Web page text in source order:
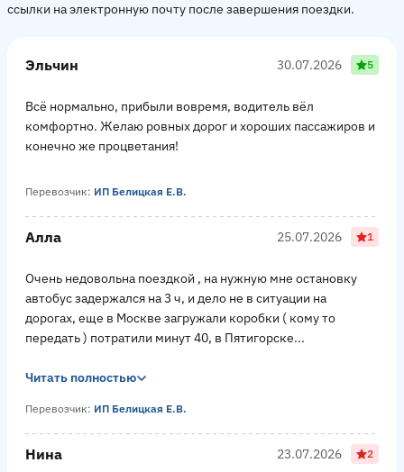
ссылки на электронную почту после завершения поездки.
Эльчин 30.07.2026 5
Всё нормально, прибыли вовремя, водитель вёл
комфортно. Желаю ровных дорог и хороших пассажиров и
конечно же процветания!
Перевозчик: ИП Белицкая Е.В.
Алла 25.07.2026 1
Очень недовольна поездкой , на нужную мне остановку
автобус задержался на 3 ч, и дело не в ситуации на
дорогах, еще в Москве загружали коробки ( кому то
передать ) потратили минут 40, в Пятигорске...
Читать полностью
Перевозчик: ИП Белицкая Е.В.
Нина 23.07.2026 2